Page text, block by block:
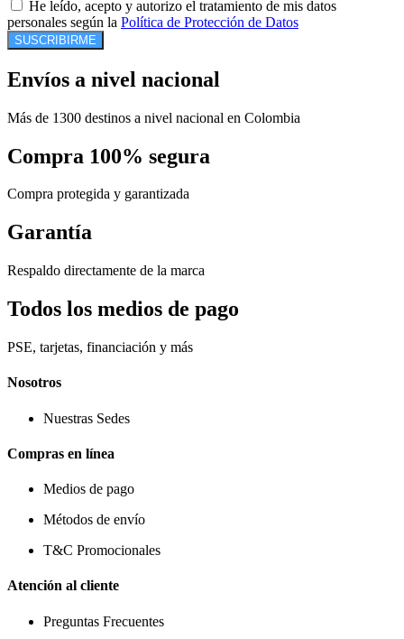
He leído, acepto y autorizo el tratamiento de mis datos
personales según la Política de Protección de Datos
SUSCRIBIRME
Envíos a nivel nacional
Más de 1300 destinos a nivel nacional en Colombia
Compra 100% segura
Compra protegida y garantizada
Garantía
Respaldo directamente de la marca
Todos los medios de pago
PSE, tarjetas, financiación y más
Nosotros
Nuestras Sedes
Compras en línea
Medios de pago
Métodos de envío
T&C Promocionales
Atención al cliente
Preguntas Frecuentes